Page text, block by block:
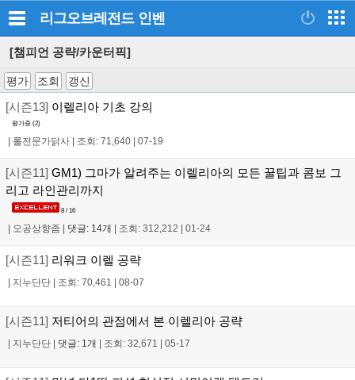
리그오브레전드 인벤
[챔피언 공략/카운터픽]
평가 조회 갱신
[시즌13] 이렐리아 기초 강의
평가중 (2)
롤전문가닭사 조회: 71,640 07-19
[시즌11] GM1) 그마가 알려주는 이렐리아의 모든 꿀팁과 콤보 그
리고 라인관리까지
8 / 16
| 오공상향좀 | 댓글: 14개 | 조회: 312,212 | 01-24
[시즌11] 리워크 이렐 공략
| 지누단단 | 조회: 70,461 | 08-07
[시즌11] 저티어의 관점에서 본 이렐리아 공략
| 지누단단 | 댓글: 1개 | 조회: 32,671 | 05-17